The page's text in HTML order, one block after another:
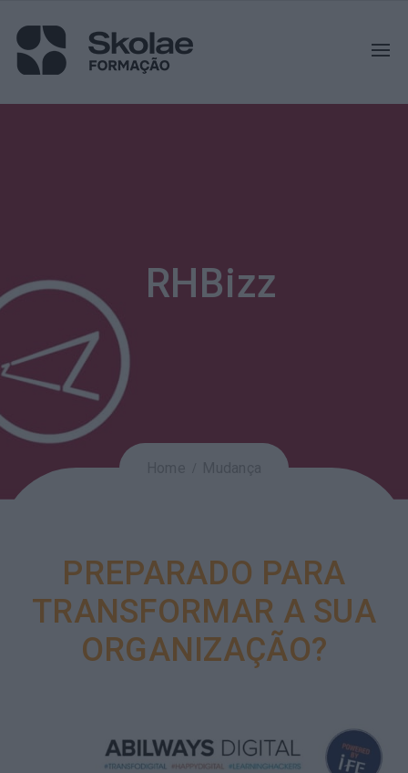
RHBizz
PREPARADO PARA
TRANSFORMAR A SUA
ORGANIZAÇÃO?